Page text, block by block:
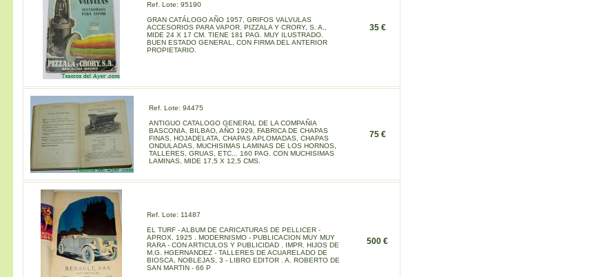
Ref. Lote: 95190
GRAN CATÁLOGO AÑO 1957, GRIFOS VALVULAS
ACCESORIOS PARA VAPOR. PIZZALA Y CRORY, S. A.,
MIDE 24 X 17 CM. TIENE 181 PAG. MUY ILUSTRADO.
BUEN ESTADO GENERAL, CON FIRMA DEL ANTERIOR
PROPIETARIO.
35 €
Ref. Lote: 94475
ANTIGUO CATALOGO GENERAL DE LA COMPAÑIA
BASCONIA, BILBAO, AÑO 1929, FABRICA DE CHAPAS
FINAS, HOJADELATA, CHAPAS APLOMADAS, CHAPAS
ONDULADAS, MUCHISIMAS LAMINAS DE LOS HORNOS,
TALLERES, GRUAS, ETC... 160 PAG. CON MUCHISIMAS
LAMINAS, MIDE 17,5 X 12,5 CMS.
75 €
Ref. Lote: 11487
EL TURF - ALBUM DE CARICATURAS DE PELLICER -
APROX. 1925 . MODERNISMO - PUBLICACION MUY MUY
RARA - CON ARTICULOS Y PUBLICIDAD . IMPR. HIJOS DE
M.G. HGERNANDEZ - TALLERES DE ACUARELADO DE
BIOSCA, NOBLEJAS, 3 - LIBRO EDITOR . A. ROBERTO DE
SAN MARTIN - 66 P
500 €